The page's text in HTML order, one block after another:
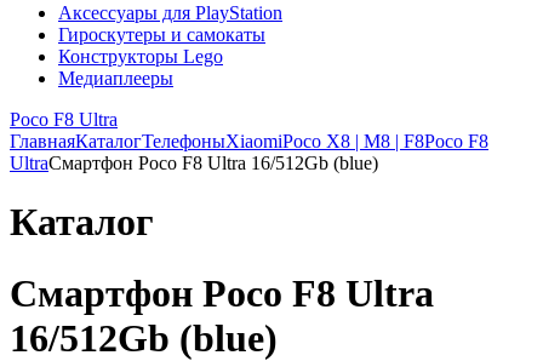
Аксессуары для PlayStation
Гироскутеры и самокаты
Конструкторы Lego
Медиаплееры
Poco F8 Ultra
ГлавнаяКаталогТелефоныXiaomiPoco X8 | M8 | F8Poco F8
UltraСмартфон Poco F8 Ultra 16/512Gb (blue)
Каталог
Смартфон Poco F8 Ultra
16/512Gb (blue)